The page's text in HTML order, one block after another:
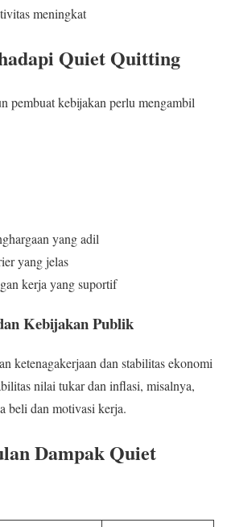
meningkat
Quiet Quitting
pembuat kebijakan perlu mengambil
yang adil
yang jelas
kerja yang suportif
Kebijakan Publik
ketenagakerjaan dan stabilitas ekonomi
nilai tukar dan inflasi, misalnya,
beli dan motivasi kerja.
Dampak Quiet